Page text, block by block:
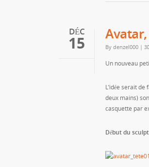
DÉC
15 By denzel000 |
Un nouveau
L’idée serait
deux mains)
casquette par
Début du